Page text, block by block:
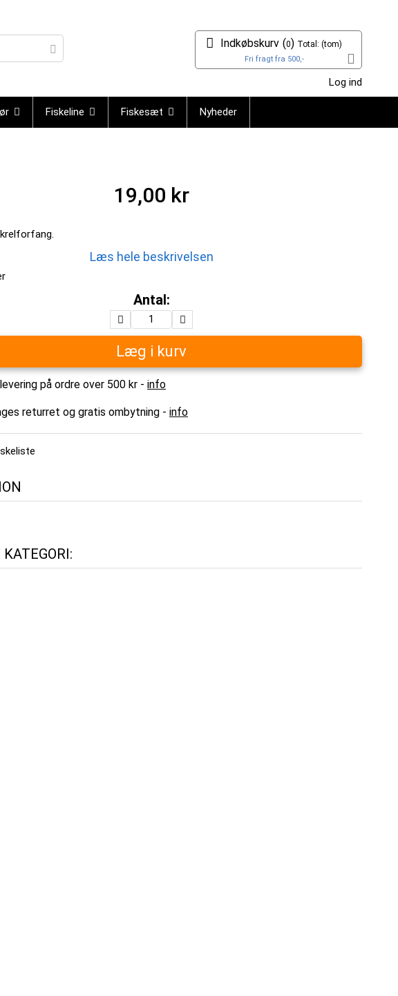
Indkøbskurv (0) Total: (tom)
Fri fragt fra 500,-
Log ind
Fiskeline Fiskesæt Nyheder
19,00 kr
Læs hele beskrivelsen
Antal:
Læg i kurv
på ordre over 500 kr - info
returret og gratis ombytning - info